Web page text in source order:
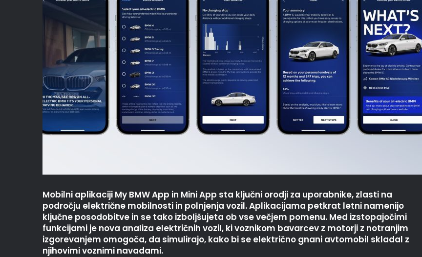
Mobilni aplikaciji My BMW App in Mini App sta ključni orodji za uporabnike, zlasti na
področju električne mobilnosti in polnjenja vozil. Aplikacijama petkrat letni namenijo
ključne posodobitve in se tako izboljšujeta ob vse večjem pomenu. Med izstopajočimi
funkcijami je nova analiza električnih vozil, ki voznikom bavarcev z motorji z notranjim
izgorevanjem omogoča, da simulirajo, kako bi se električno gnani avtomobil skladal z
njihovimi voznimi navadami.